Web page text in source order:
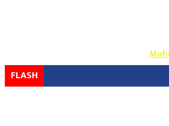
Design & Develop By-
FLASH